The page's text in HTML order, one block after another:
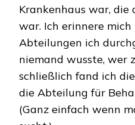
Krankenhaus war,
war. Ich erinnere
Abteilungen ich
niemand wusste, wer
schließlich fand ich
die Abteilung für
(Ganz einfach wenn